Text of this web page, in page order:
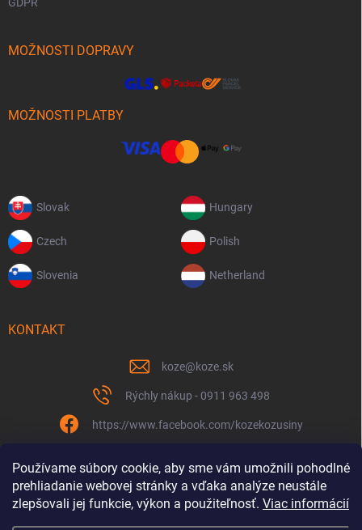
Používame súbory cookie, aby sme vám umožnili pohodlné
prehliadanie webovej stránky a vďaka analýze neustále
zlepšovali jej funkcie, výkon a použiteľnosť. Viac informácií
MOŽNOSTI DOPRAVY
MOŽNOSTI PLATBY
Slovak Hungary
Czech Polish
Slovenia Netherland
KONTAKT
koze@koze.sk
Rýchly nákup - 0911 963 498
https://www.facebook.com/kozekozusiny